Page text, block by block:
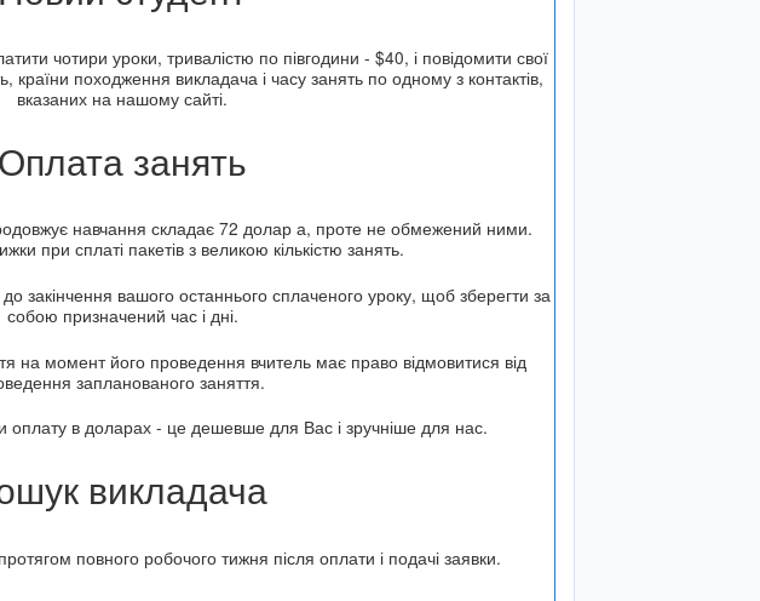
чотири уроки, тривалістю по півгодини - $40, і повідомити свої
країни походження викладача і часу занять по одному з контактів,
вказаних на нашому сайті.
Оплата занять
навчання складає 72 долар а, проте не обмежений ними.
при сплаті пакетів з великою кількістю занять.
закінчення вашого останнього сплаченого уроку, щоб зберегти за
собою призначений час і дні.
на момент його проведення вчитель має право відмовитися від
запланованого заняття.
оплату в доларах - це дешевше для Вас і зручніше для нас.
викладача
повного робочого тижня після оплати і подачі заявки.